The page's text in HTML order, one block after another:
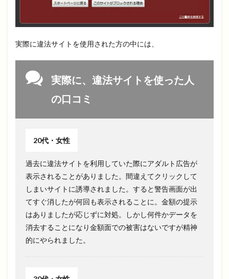
実際に違法サイトを使用された方の中には、
実際に、違法サイトを使った人
の口コミ
20代・女性
過去に違法サイトを利用していた際にアダルト広告が
表示されることがありました。間違えてクリックして
しまいサイトに誘導されました。すると警告画面が出
てすぐ消したが何回も表示されることに。金額の提示
はありましたが応じずに対処。しかし何件かデータを
消去することになり金額面での被害はないですが精神
的にやられました。